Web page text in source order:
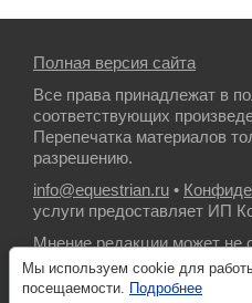
Полная версия сайта
Все права принадлежат в
соответствующих
Перепечатка материалов
разрешению.
info@equestrian.ru •
услуги предоставляет ИП
Мнение редакции может не
авторов.
Мы используем cookie для
посещаемости. Подробнее